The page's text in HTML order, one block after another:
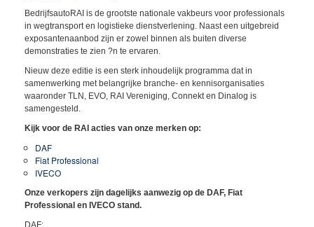
BedrijfsautoRAI is de grootste nationale vakbeurs voor professionals
in wegtransport en logistieke dienstverlening. Naast een uitgebreid
exposantenaanbod zijn er zowel binnen als buiten diverse
demonstraties te zien ?n te ervaren.
Nieuw deze editie is een sterk inhoudelijk programma dat in
samenwerking met belangrijke branche- en kennisorganisaties
waaronder TLN, EVO, RAI Vereniging, Connekt en Dinalog is
samengesteld.
Kijk voor de RAI acties van onze merken op:
DAF
Fiat Professional
IVECO
Onze verkopers zijn dagelijks aanwezig op de DAF, Fiat
Professional en IVECO stand.
DAF: